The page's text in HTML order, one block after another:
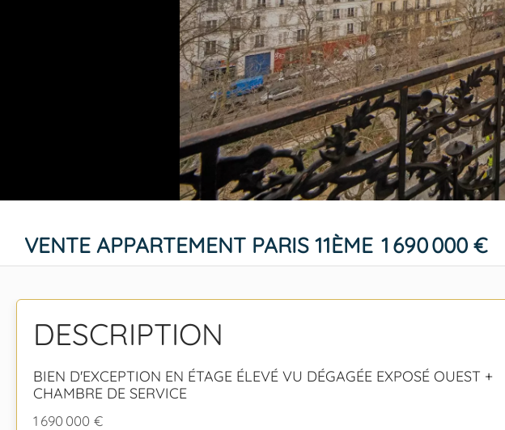
VENTE APPARTEMENT PARIS 11ÈME 1 690 000 €
DESCRIPTION
BIEN D'EXCEPTION EN ÉTAGE ÉLEVÉ VU DÉGAGÉE EXPOSÉ OUEST +
CHAMBRE DE SERVICE
1 690 000 €